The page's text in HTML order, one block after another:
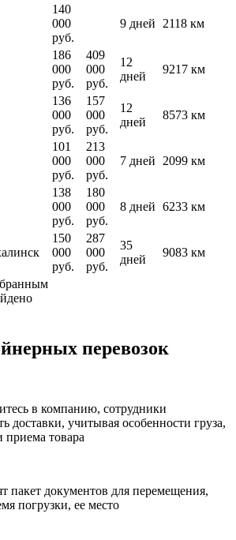
140
000
руб.
9 дней 2118 км
186
000
руб.
409
000
руб.
12
дней
9217 км
136
000
руб.
157
000
руб.
12
дней
8573 км
101
000
руб.
213
000
руб.
7 дней 2099 км
138
000
руб.
180
000
руб.
8 дней 6233 км
150
000
руб.
287
000
руб.
35
дней
9083 км
перевозок
в компанию, сотрудники
доставки, учитывая особенности груза,
приема товара
пакет документов для перемещения,
погрузки, ее место